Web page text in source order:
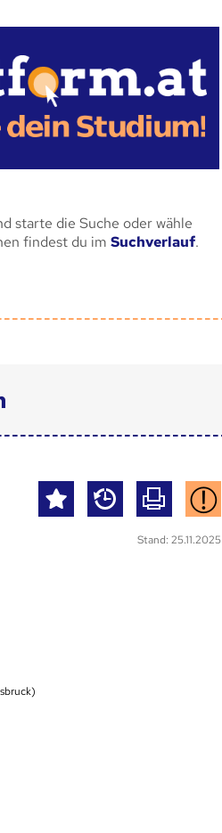
starte die Suche oder wähle
findest du im Suchverlauf.
Stand: 25.11.2025